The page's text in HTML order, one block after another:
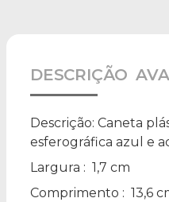
DESCRIÇÃO
Descrição: Caneta
esferográfica azul e
Largura : 1,7 cm
Comprimento : 13,6